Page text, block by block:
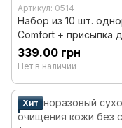
Артикул: 0514
Набор из 10 шт.
Comfort + присыпка
339.00 грн
Нет в наличии
Хит